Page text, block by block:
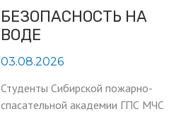
БЕЗОПАСНОСТЬ НА
ВОДЕ
03.08.2026
Студенты Сибирской пожарно-
спасательной академии ГПС МЧС